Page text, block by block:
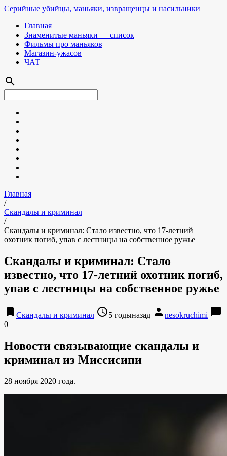
Серийные убийцы, маньяки, извращенцы и насильники
Главная
Знаменитые маньяки — список
Фильмы про маньяков
Магазин-ужасов
ЧАТ
search
Главная
/
Скандалы и криминал
/
Скандалы и криминал: Стало известно, что 17-летний
охотник погиб, упав с лестницы на собственное ружье
Скандалы и криминал: Стало
известно, что 17-летний охотник погиб,
упав с лестницы на собственное ружье
bookmark Скандалы и криминал access_time5 годыназад person nesokruchimi chat_bubble
0
Новости связывающие скандалы и
криминал из Миссисипи
28 ноября 2020 года.